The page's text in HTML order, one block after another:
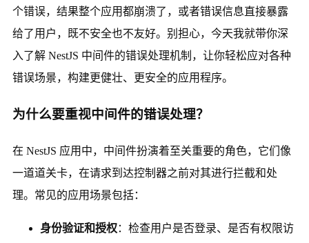
个错误，结果整个应用都崩溃了，或者错误信息直接暴露
给了用户，既不安全也不友好。别担心，今天我就带你深
入了解 NestJS 中间件的错误处理机制，让你轻松应对各种
错误场景，构建更健壮、更安全的应用程序。
为什么要重视中间件的错误处理？
在 NestJS 应用中，中间件扮演着至关重要的角色，它们像
一道道关卡，在请求到达控制器之前对其进行拦截和处
理。常见的应用场景包括：
身份验证和授权：检查用户是否登录、是否有权限访